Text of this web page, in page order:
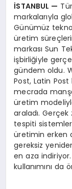
İSTANBUL —
markalarıyla
Günümüz
üretim
markası Sun
işbirliğiyle
gündem oldu.
Post, Latin
mecrada
üretim
araladı.
tespiti
üretimin erken
gereksiz
en aza
kullanımını